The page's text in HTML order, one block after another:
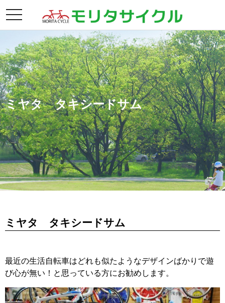
toggle
ミヤタ タキシードサム
ミヤタ タキシードサム
最近の生活自転車はどれも似たようなデザインばかりで遊
び心が無い！と思っている方にお勧めします。